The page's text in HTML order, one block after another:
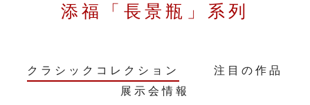
添福「長景瓶」系列
クラシックコレクション
注目の作品
展示会情報